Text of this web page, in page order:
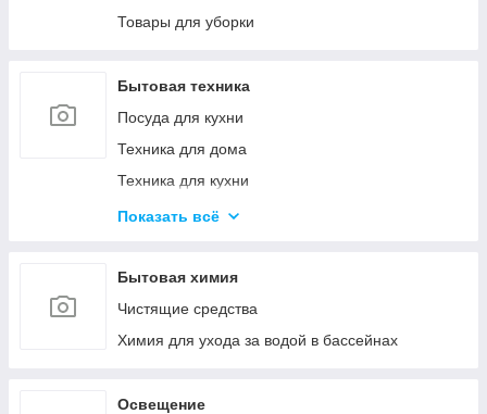
Канцелярские ножи и ножницы
Товары для творчества
Товары для уборки
Бытовая техника
Посуда для кухни
Техника для дома
Техника для кухни
Красота и здоровье
Кулеры для воды
Проточные водонагреватели
Показать всё
Бытовая химия
Чистящие средства
Химия для ухода за водой в бассейнах
Освещение